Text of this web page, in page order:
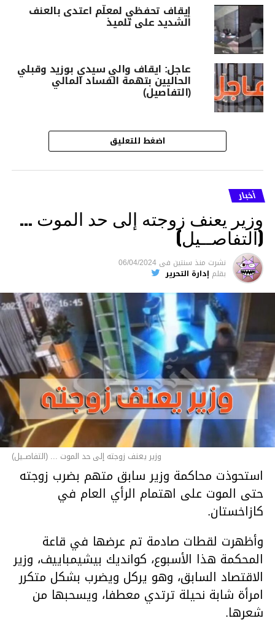
إيقاف تحفظي لمعلّم اعتدى بالعنف
الشديد على تلميذ
عاجل: ايقاف والي سيدي بوزيد وقبلي
الحاليين بتهمة الفساد المالي
(التفاصيل)
اضغط للتعليق
أخبار
وزير يعنف زوجته إلى حد الموت …
(التفاصــيل)
نشرت منذ سنتين فى 06/04/2024
بقلم إدارة التحرير
وزير يعنف زوجته إلى حد الموت ... (التفاصــيل)
استحوذت محاكمة وزير سابق متهم بضرب زوجته
حتى الموت على اهتمام الرأي العام في
كازاخستان.
وأظهرت لقطات صادمة تم عرضها في قاعة
المحكمة هذا الأسبوع، كوانديك بيشيمباييف، وزير
الاقتصاد السابق، وهو يركل ويضرب بشكل متكرر
امرأة شابة نحيلة ترتدي معطفا، ويسحبها من
شعرها.